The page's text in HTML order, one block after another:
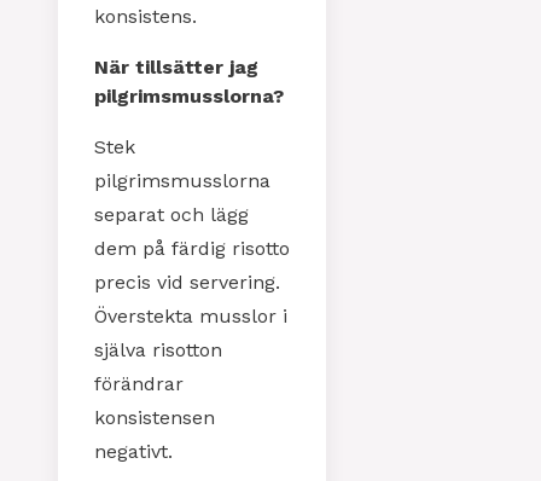
konsistens.
När tillsätter jag
pilgrimsmusslorna?
Stek
pilgrimsmusslorna
separat och lägg
dem på färdig risotto
precis vid servering.
Överstekta musslor i
själva risotton
förändrar
konsistensen
negativt.